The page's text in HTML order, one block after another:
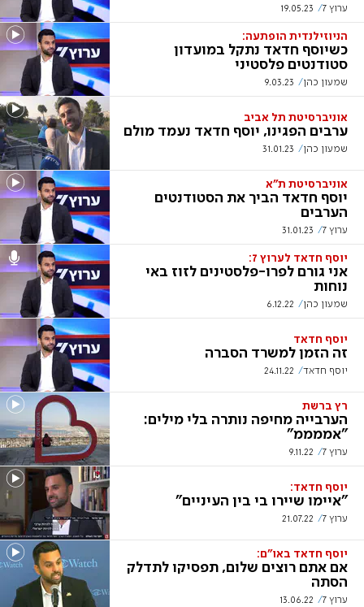
ערוץ 7 19.05.23
הניוזילנדית הופתעה:
כשיוסף חדאד נתקל במועדון
סטודנטים פלסטיני
שמעון כהן 9.03.23
אוניברסיטת תל אביב
ערבים הפגינו, יוסף חדאד נעמד מולם
שמעון כהן 31.01.23
אוניברסיטת ת"א
יוסף חדאד הביך את הסטודנטים
הערבים
ערוץ 7 31.01.23
יוסף חדאד לערוץ 7:
אני גורם לפרו-פלסטינים לזוז באי
נוחות
שמעון כהן 6.12.22
יוסף חדאד
זה הזמן למשרד הסברה
יוסף חדאד 24.11.22
רץ ברשת
הערבייה מחיפה נותרה בלי מילים:
"אממממ"
ערוץ 7 9.11.22
יוסף חדאד:
"איימו שיירו בי בין העיניים"
ערוץ 7 21.07.22
יוסף חדאד באו"ם:
אם אתם רוצים שלום, תפסיקו לתדלק
הסתה
ערוץ 7 13.06.22